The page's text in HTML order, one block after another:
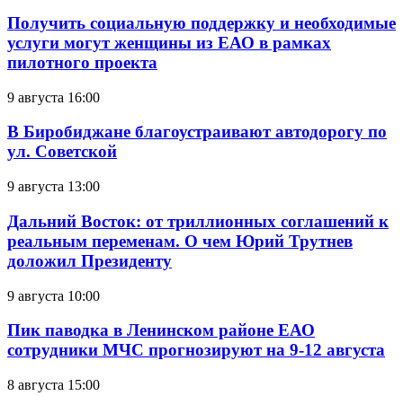
Получить социальную поддержку и необходимые
услуги могут женщины из ЕАО в рамках
пилотного проекта
9 августа 16:00
В Биробиджане благоустраивают автодорогу по
ул. Советской
9 августа 13:00
Дальний Восток: от триллионных соглашений к
реальным переменам. О чем Юрий Трутнев
доложил Президенту
9 августа 10:00
Пик паводка в Ленинском районе ЕАО
сотрудники МЧС прогнозируют на 9-12 августа
8 августа 15:00